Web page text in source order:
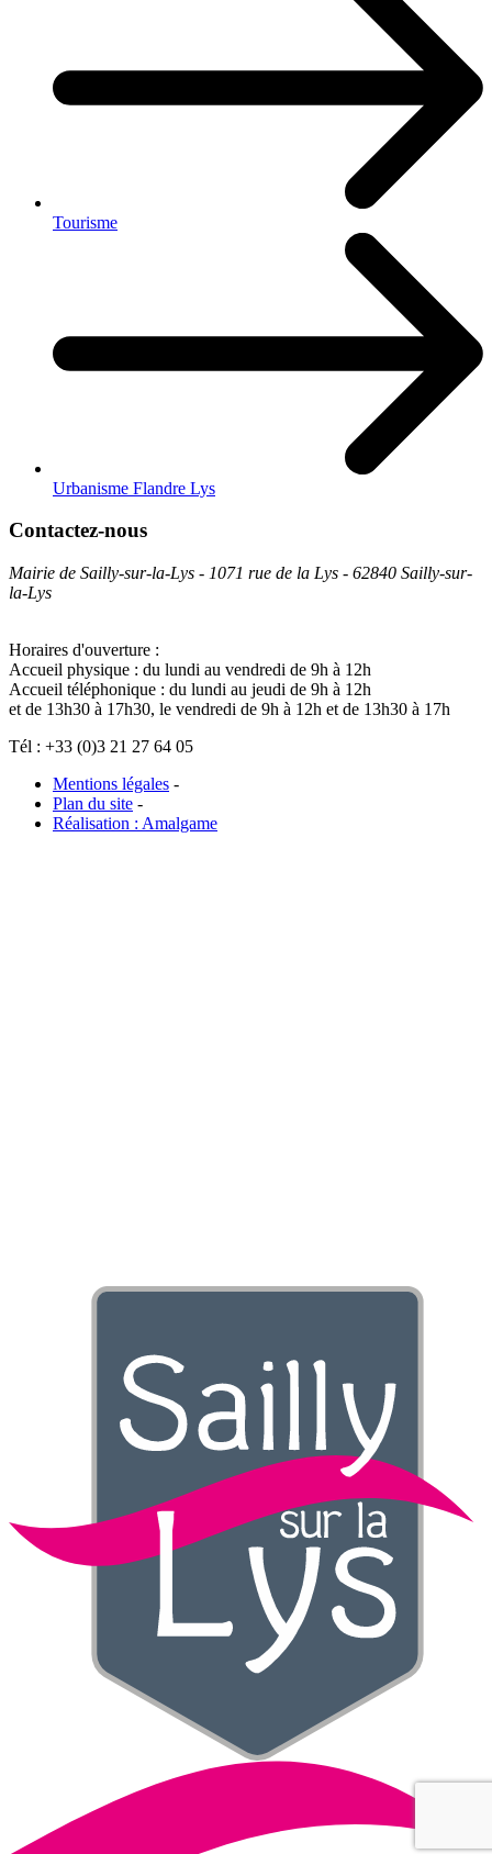
Tourisme
Urbanisme Flandre Lys
Contactez-nous
Mairie de Sailly-sur-la-Lys - 1071 rue de la Lys - 62840 Sailly-sur-
la-Lys
Horaires d'ouverture :
Accueil physique : du lundi au vendredi de 9h à 12h
Accueil téléphonique : du lundi au jeudi de 9h à 12h
et de 13h30 à 17h30, le vendredi de 9h à 12h et de 13h30 à 17h
Tél : +33 (0)3 21 27 64 05
Mentions légales -
Plan du site -
Réalisation : Amalgame